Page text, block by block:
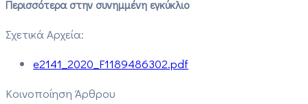
Περισσότερα στην συνημμένη εγκύκλιο
Σχετικά Αρχεία:
e2141_2020_F1189486302.pdf
Κοινοποίηση Άρθρου